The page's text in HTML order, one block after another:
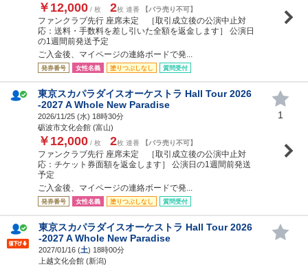
￥12,000 / 枚 2枚 連番 【バラ売り不可】
ファンクラブ先行 座席未定 ［取引成立後の公演中止対
応：送料・手数料を差し引いた全額を返金します］ 公演日
の1週間前発送予定
ご入金後、マイページの連絡ボードで発...
発券番号 女性名義 塗りつぶしなし 質問受付
東京スカパラダイスオーケストラ Hall Tour 2026
-2027 A Whole New Paradise
2026/11/25 (水) 18時30分
砺波市文化会館 (富山)
￥12,000 / 枚 2枚 連番 【バラ売り不可】
ファンクラブ先行 座席未定 ［取引成立後の公演中止対
応：チケット券面額を返金します］ 公演日の1週間前発送
予定
ご入金後、マイページの連絡ボードで発...
発券番号 女性名義 塗りつぶしなし 質問受付
1
東京スカパラダイスオーケストラ Hall Tour 2026
-2027 A Whole New Paradise
2027/01/16 (土) 18時00分
上越文化会館 (新潟)